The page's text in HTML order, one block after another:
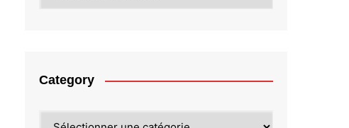
Category